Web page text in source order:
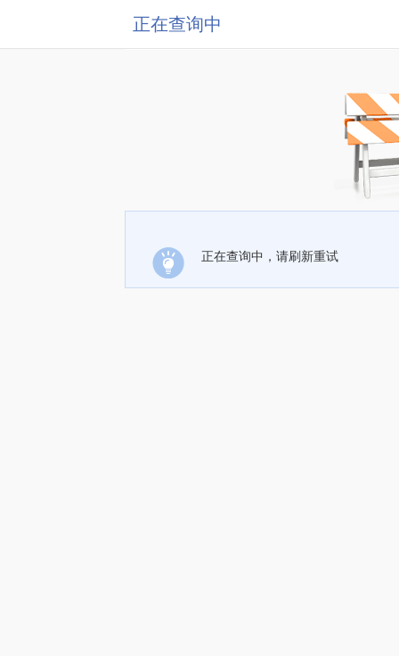
正在查询中
正在查询中，请刷新重试